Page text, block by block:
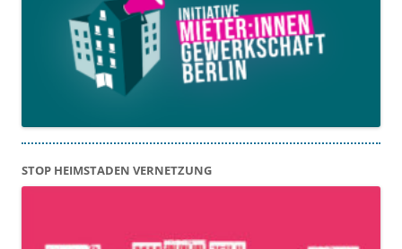
STOP HEIMSTADEN VERNETZUNG